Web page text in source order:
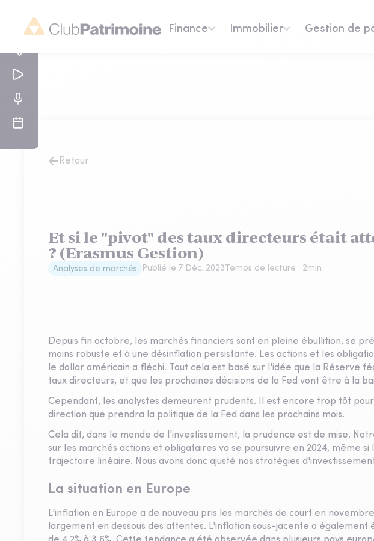
Finance Immobilier Gestion de
Retour
Et si le "pivot" des taux directeurs était
? (Erasmus Gestion)
Analyses de marchés Publié le 7 Déc. 2023Temps de lecture : 2min
Depuis fin octobre, les marchés financiers sont en pleine ébullition, se
moins robuste et à une désinflation persistante. Les actions et les
le dollar américain a fléchi. Tout cela est basé sur l'idée que la Réserve
taux directeurs, et que les prochaines décisions de la Fed vont être à la
Cependant, les analystes demeurent prudents. Il est encore trop tôt pour
direction que prendra la politique de la Fed dans les prochains mois.
Cela dit, dans le monde de l'investissement, la prudence est de mise.
sur les marchés actions et obligataires va se poursuivre en 2024, même si
trajectoire linéaire. Nous avons donc ajusté nos stratégies
La situation en Europe
L'inflation en Europe a de nouveau pris les marchés de court en
largement en dessous des attentes. L'inflation sous-jacente a également